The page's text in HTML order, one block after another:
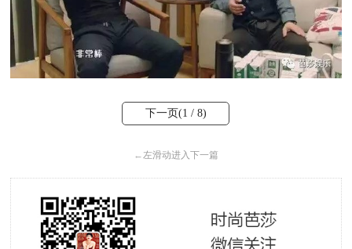
下一页(1 / 8)
← 左滑动进入下一篇